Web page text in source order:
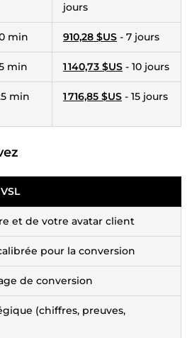
jours
min 910,28 $US - 7 jours
min 1 140,73 $US - 10 jours
min 1 716,85 $US - 15 jours
et de votre avatar client
pour la conversion
de conversion
(chiffres, preuves,